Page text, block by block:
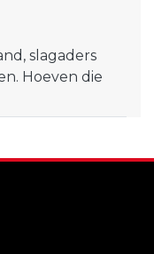
slagaders
Hoeven die